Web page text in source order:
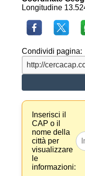
Longitudine
Condividi pagina:
Inserisci il
CAP o il
nome della
città per
visualizzare
le
informazioni: